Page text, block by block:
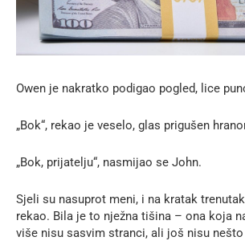
Owen je nakratko podigao pogled, lice
„Bok“, rekao je veselo, glas prigušen
„Bok, prijatelju“, nasmijao se John.
Sjeli su nasuprot meni, i na kratak
rekao. Bila je to nježna tišina – ona koja
više nisu sasvim stranci, ali još nisu nešto